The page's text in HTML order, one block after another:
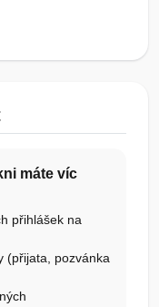
máte víc
přihlášek na
(přijata, pozvánka